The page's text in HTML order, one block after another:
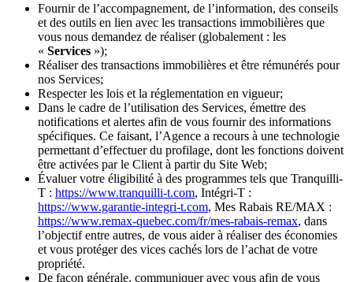
Fournir de l’accompagnement, de l’information, des conseils
et des outils en lien avec les transactions immobilières que
vous nous demandez de réaliser (globalement : les
« Services »);
Réaliser des transactions immobilières et être rémunérés pour
nos Services;
Respecter les lois et la réglementation en vigueur;
Dans le cadre de l’utilisation des Services, émettre des
notifications et alertes afin de vous fournir des informations
spécifiques. Ce faisant, l’Agence a recours à une technologie
permettant d’effectuer du profilage, dont les fonctions doivent
être activées par le Client à partir du Site Web;
Évaluer votre éligibilité à des programmes tels que Tranquilli-
T : https://www.tranquilli-t.com, Intégri-T :
https://www.garantie-integri-t.com, Mes Rabais RE/MAX :
https://www.remax-quebec.com/fr/mes-rabais-remax, dans
l’objectif entre autres, de vous aider à réaliser des économies
et vous protéger des vices cachés lors de l’achat de votre
propriété.
De façon générale, communiquer avec vous afin de vous